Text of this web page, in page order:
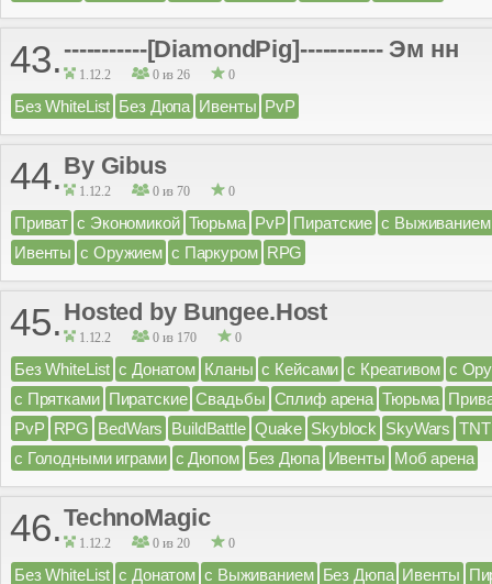
43. -----------[DiamondPig]----------- Эм нн
1.12.2 0 из 26 0
Без WhiteList Без Дюпа Ивенты PvP
44. By Gibus
1.12.2 0 из 70 0
Приват с Экономикой Тюрьма PvP Пиратские с Выживанием
Ивенты с Оружием с Паркуром RPG
45. Hosted by Bungee.Host
1.12.2 0 из 170 0
Без WhiteList с Донатом Кланы с Кейсами с Креативом с
с Прятками Пиратские Свадьбы Сплиф арена Тюрьма
PvP RPG BedWars BuildBattle Quake Skyblock SkyWars
с Голодными играми с Дюпом Без Дюпа Ивенты Моб арена
46.TechnoMagic
1.12.2 0 из 20 0
Без WhiteList с Донатом с Выживанием Без Дюпа Ивенты